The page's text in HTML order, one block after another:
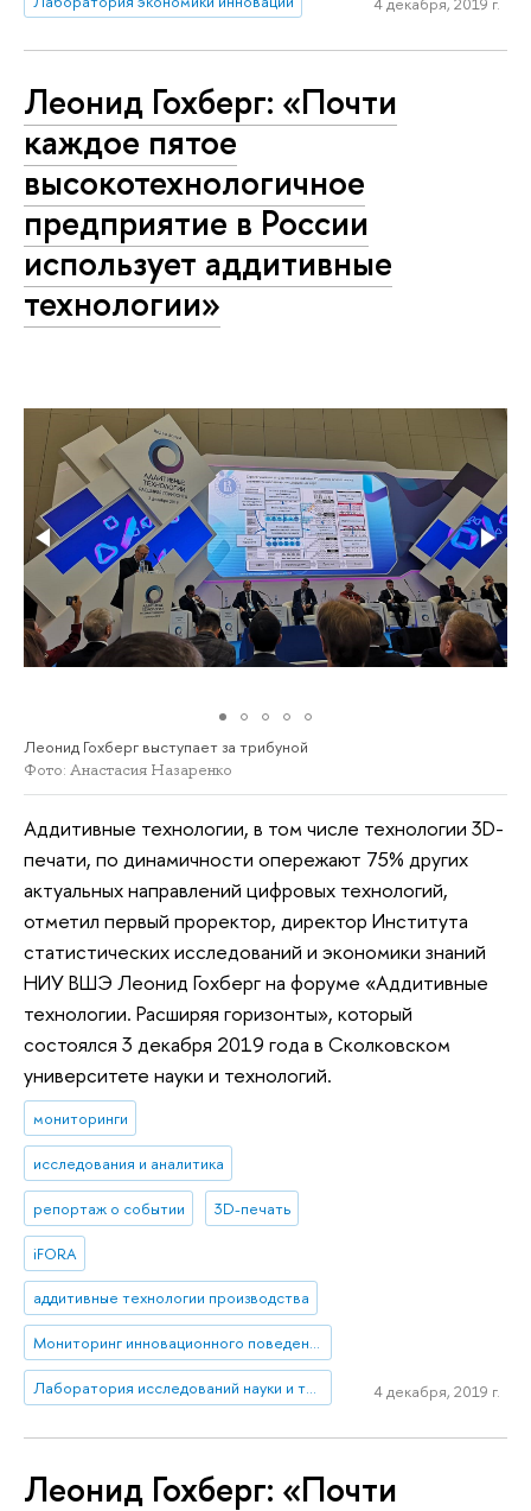
Леонид Гохберг: «Почти
каждое пятое
высокотехнологичное
предприятие в России
использует аддитивные
технологии»
Леонид Гохберг выступает за трибуной
Фото: Анастасия Назаренко
Аддитивные технологии, в том числе технологии 3D-
печати, по динамичности опережают 75% других
актуальных направлений цифровых технологий,
отметил первый проректор, директор Института
статистических исследований и экономики знаний
НИУ ВШЭ Леонид Гохберг на форуме «Аддитивные
технологии. Расширяя горизонты», который
состоялся 3 декабря 2019 года в Сколковском
университете науки и технологий.
мониторинги
исследования и аналитика
репортаж о событии 3D-печать
iFORA
аддитивные технологии производства
Мониторинг инновационного поведения предприятий
Лаборатория исследований науки и технологий 4 декабря, 2019 г.
Леонид Гохберг: «Почти